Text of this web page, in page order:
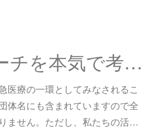
アウトリーチを本気で考えてみる ～まちづくりを見据えて～
医療の一環としてみなされるこ
体名にも含まれていますので全
ません。ただし、私たちの活…